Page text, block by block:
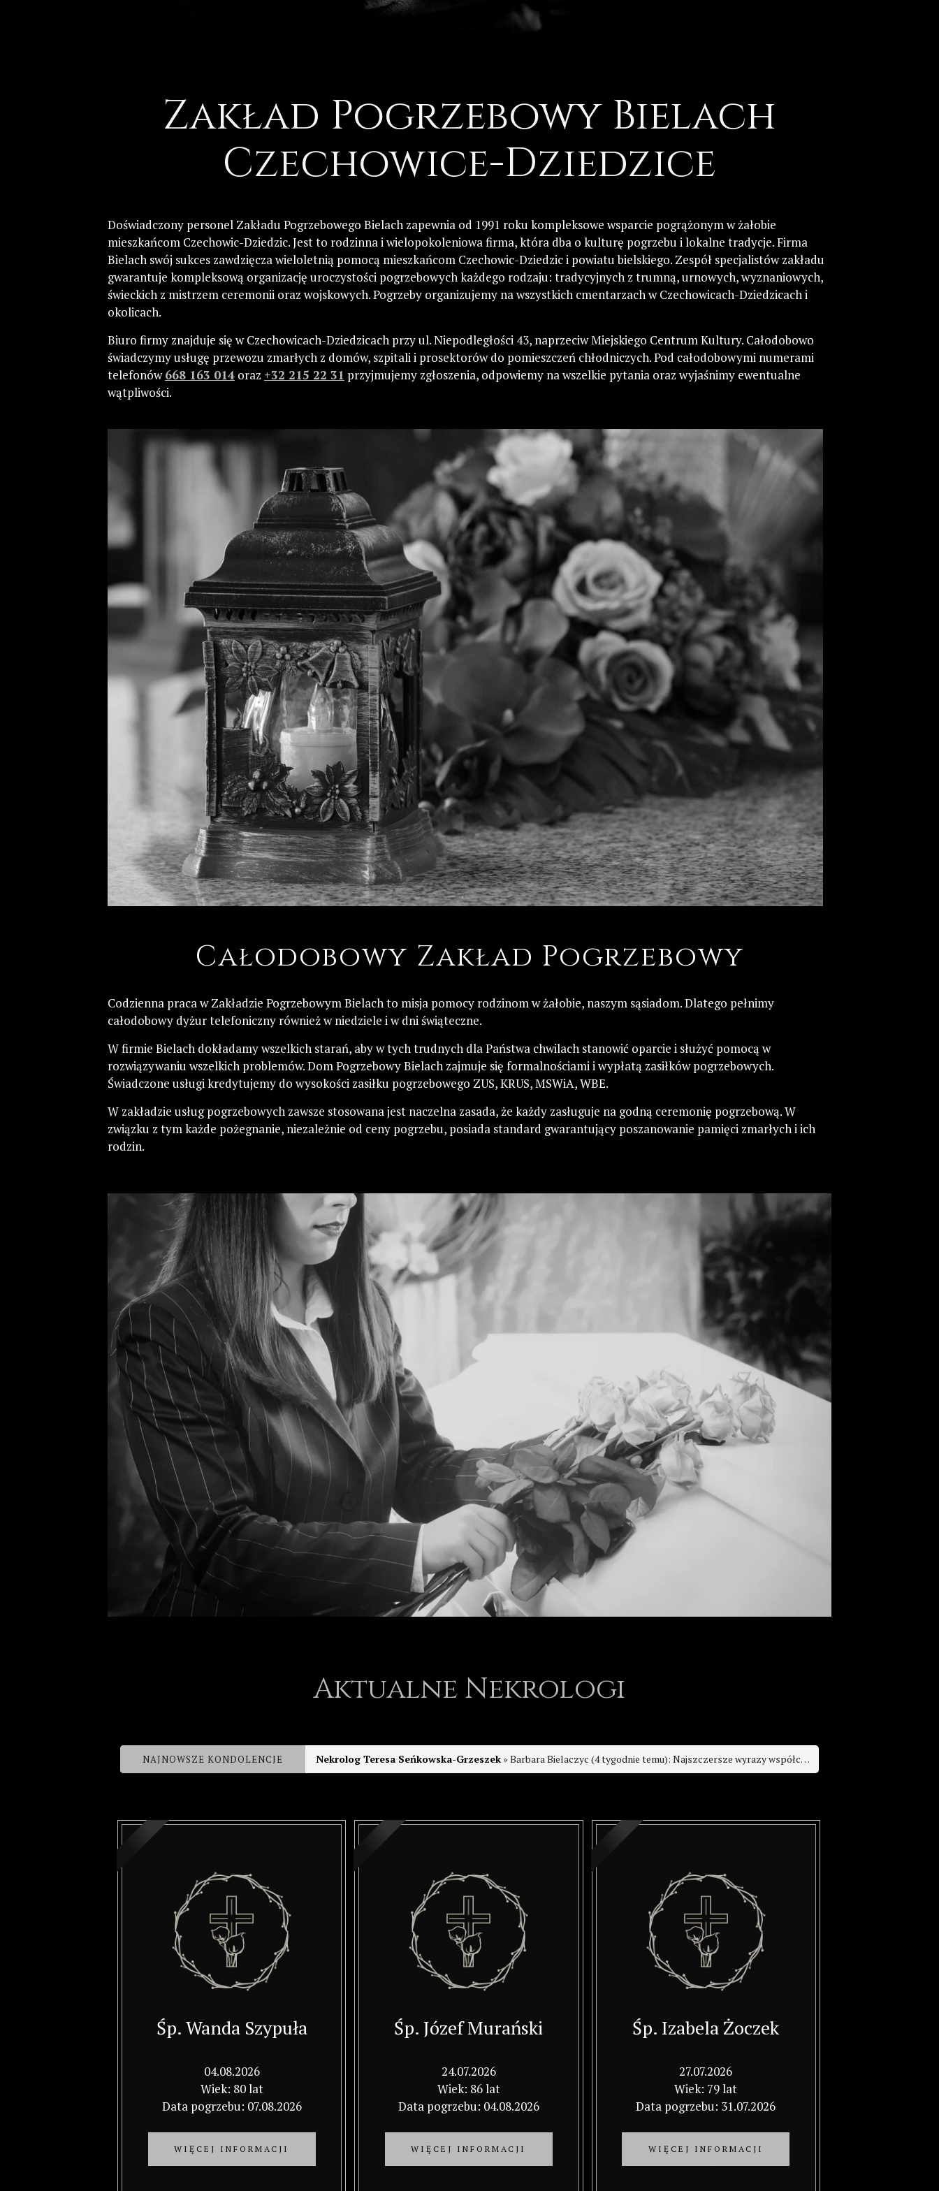
Zakład Pogrzebowy Bielach
Czechowice-Dziedzice
Doświadczony personel Zakładu Pogrzebowego Bielach zapewnia od 1991 roku kompleksowe wsparcie pogrążonym w żałobie
mieszkańcom Czechowic-Dziedzic. Jest to rodzinna i wielopokoleniowa firma, która dba o kulturę pogrzebu i lokalne tradycje. Firma
Bielach swój sukces zawdzięcza wieloletnią pomocą mieszkańcom Czechowic-Dziedzic i powiatu bielskiego. Zespół specjalistów zakładu
gwarantuje kompleksową organizację uroczystości pogrzebowych każdego rodzaju: tradycyjnych z trumną, urnowych, wyznaniowych,
świeckich z mistrzem ceremonii oraz wojskowych. Pogrzeby organizujemy na wszystkich cmentarzach w Czechowicach-Dziedzicach i
okolicach.
Biuro firmy znajduje się w Czechowicach-Dziedzicach przy ul. Niepodległości 43, naprzeciw Miejskiego Centrum Kultury. Całodobowo
świadczymy usługę przewozu zmarłych z domów, szpitali i prosektorów do pomieszczeń chłodniczych. Pod całodobowymi numerami
telefonów668 163 014 oraz +32 215 22 31 przyjmujemy zgłoszenia, odpowiemy na wszelkie pytania oraz wyjaśnimy ewentualne
wątpliwości.
Całodobowy Zakład Pogrzebowy
Codzienna praca w Zakładzie Pogrzebowym Bielach to misja pomocy rodzinom w żałobie, naszym sąsiadom. Dlatego pełnimy
całodobowy dyżur telefoniczny również w niedziele i w dni świąteczne.
W firmie Bielach dokładamy wszelkich starań, aby w tych trudnych dla Państwa chwilach stanowić oparcie i służyć pomocą w
rozwiązywaniu wszelkich problemów. Dom Pogrzebowy Bielach zajmuje się formalnościami i wypłatą zasiłków pogrzebowych.
Świadczone usługi kredytujemy do wysokości zasiłku pogrzebowego ZUS, KRUS, MSWiA, WBE.
W zakładzie usług pogrzebowych zawsze stosowana jest naczelna zasada, że każdy zasługuje na godną ceremonię pogrzebową. W
związku z tym każde pożegnanie, niezależnie od ceny pogrzebu, posiada standard gwarantujący poszanowanie pamięci zmarłych i ich
rodzin.
Aktualne Nekrologi
NAJNOWSZE KONDOLENCJE Nekrolog Teresa Seńkowska-Grzeszek » Barbara Bielaczyc (4 tygodnie temu): Najszczersze wyrazy współczucia dla Rodziny z powodu wielkiej straty, jaką ponieśliście składają Wiesława i Barbara Bielaczyc
Nekrolog Grażyna Sokół-Szołtysek» Galuszka Irena (3 miesiące temu): Wyrazy głębokiego współczucia od Ireny Gałuszka
Nekrolog Teresa Grygiel-Ryszawa » Maria i Wojciech Kalemba (3 miesiące temu): Najszczersze wyrazy współczucia dla całej rodziny.
Nekrolog Teresa Grygiel-Ryszawa » Wojciech Krawczyk (3 miesiące temu): Z wyrazami współczucia Wojciech Małgorzata Krawczyk z BOCHNI
Nekrolog Teresa Grygiel-Ryszawa» Bronisława Pudełko (3 miesiące temu): Głębokie wyrazy współczucia dla całej Rodziny
Nekrolog Teresa Drobik » Agnieszka Sieminska (4 miesiące temu): Wyrazy współczucia 🕯️
Nekrolog Adam Skarżeński» Kalina Glinkowska (4 miesiące temu): Przesyłam wyrazy współczucia Tobie Halinko i Teojej Rodzinie z powodu śmierci męża Proszę przyjmij moje najszczersze kondolencje
Nekrolog Grażyna Sokół-Szołtysek » Dorota Kominiak (1 tydzień temu): Pragnę przekazać serdeczne wyrazy współczucia. Miałam przywilej poznać Panią Grażynkę i doświadczyć jej ogromnego serca. Bardzo mi przykro.
Śp. Wanda Szypuła
04.08.2026
Wiek: 80 lat
Data pogrzebu: 07.08.2026
WIĘCEJ INFORMACJI
Śp. Józef Murański
24.07.2026
Wiek: 86 lat
Data pogrzebu: 04.08.2026
WIĘCEJ INFORMACJI
Śp. Izabela Żoczek
27.07.2026
Wiek: 79 lat
Data pogrzebu: 31.07.2026
WIĘCEJ INFORMACJI